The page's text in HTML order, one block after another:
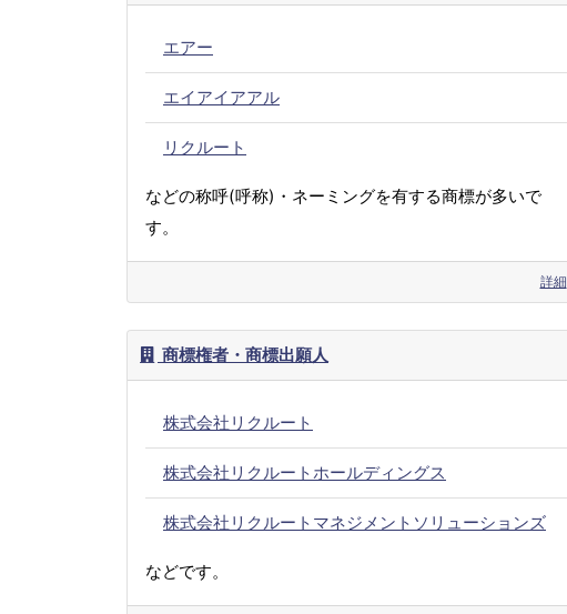
エアー
エイアイアアル
リクルート
などの称呼(呼称)・ネーミングを有する商標が多いで
す。
詳細
商標権者・商標出願人
株式会社リクルート
株式会社リクルートホールディングス
株式会社リクルートマネジメントソリューションズ
などです。